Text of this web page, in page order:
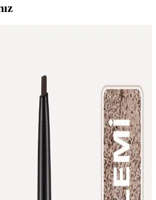
Kapüşonlu gözlerde likit eyeliner tercih
su hattı ve alt kirpiklerde doğal görünüm
Kalemi EB001: Uzun Süreli ve
İçin Ideal Çözüm
EB001, ince uç ve akışkan yapısıyla doğal
dayanıklı ve uzun süre kalıcıdır, günlük ve
Suya Dayanıklı Maskara,
Seti Özellikleri